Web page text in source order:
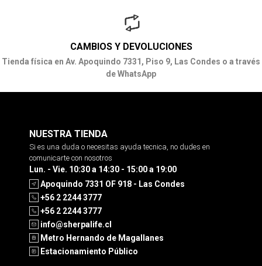
CAMBIOS Y DEVOLUCIONES
Tienda física en Av. Apoquindo 7331, Piso 9, Las Condes o a través
de WhatsApp
NUESTRA TIENDA
Si es una duda o necesitas ayuda tecnica, no dudes en
comunicarte con nosotros
Lun. - Vie. 10:30 a 14:30 - 15:00 a 19:00
Apoquindo 7331 OF 918 - Las Condes
+56 2 2244 3777
+56 2 2244 3777
info@sherpalife.cl
Metro Hernando de Magallanes
Estacionamiento Público